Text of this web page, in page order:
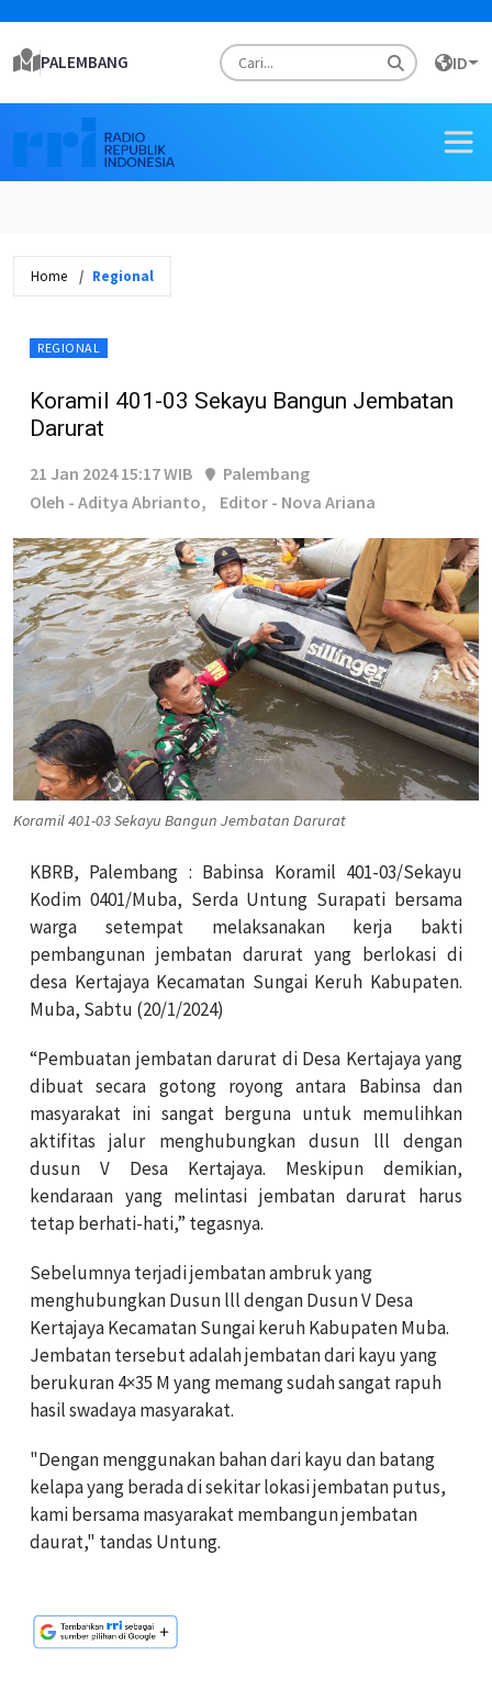
PALEMBANG ID
Home Regional
REGIONAL
Koramil 401-03 Sekayu Bangun Jembatan
Darurat
21 Jan 2024 15:17 WIB
Palembang
Oleh - Aditya Abrianto,
Editor - Nova Ariana
Koramil 401-03 Sekayu Bangun Jembatan Darurat
KBRB, Palembang : Babinsa Koramil 401-03/Sekayu
Kodim 0401/Muba, Serda Untung Surapati bersama
warga setempat melaksanakan kerja bakti
pembangunan jembatan darurat yang berlokasi di
desa Kertajaya Kecamatan Sungai Keruh Kabupaten.
Muba, Sabtu (20/1/2024)
“Pembuatan jembatan darurat di Desa Kertajaya yang
dibuat secara gotong royong antara Babinsa dan
masyarakat ini sangat berguna untuk memulihkan
aktifitas jalur menghubungkan dusun lll dengan
dusun V Desa Kertajaya. Meskipun demikian,
kendaraan yang melintasi jembatan darurat harus
tetap berhati-hati,” tegasnya.
Sebelumnya terjadi jembatan ambruk yang
menghubungkan Dusun lll dengan Dusun V Desa
Kertajaya Kecamatan Sungai keruh Kabupaten Muba.
Jembatan tersebut adalah jembatan dari kayu yang
berukuran 4×35 M yang memang sudah sangat rapuh
hasil swadaya masyarakat.
"Dengan menggunakan bahan dari kayu dan batang
kelapa yang berada di sekitar lokasi jembatan putus,
kami bersama masyarakat membangun jembatan
daurat," tandas Untung.